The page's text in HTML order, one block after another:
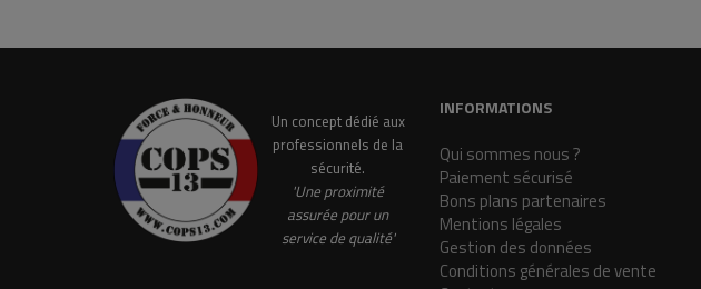
Un concept dédié aux
professionnels de la
sécurité.
'Une proximité
assurée pour un
service de qualité'
INFORMATIONS
Qui sommes nous ?
Paiement sécurisé
Bons plans partenaires
Mentions légales
Gestion des données
Conditions générales de vente